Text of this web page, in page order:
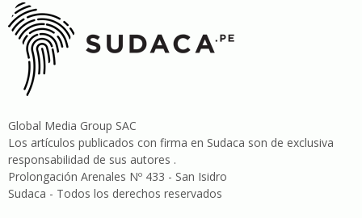
Global Media Group SAC
Los artículos publicados con firma en Sudaca son de exclusiva
responsabilidad de sus autores .
Prolongación Arenales Nº 433 - San Isidro
Sudaca - Todos los derechos reservados